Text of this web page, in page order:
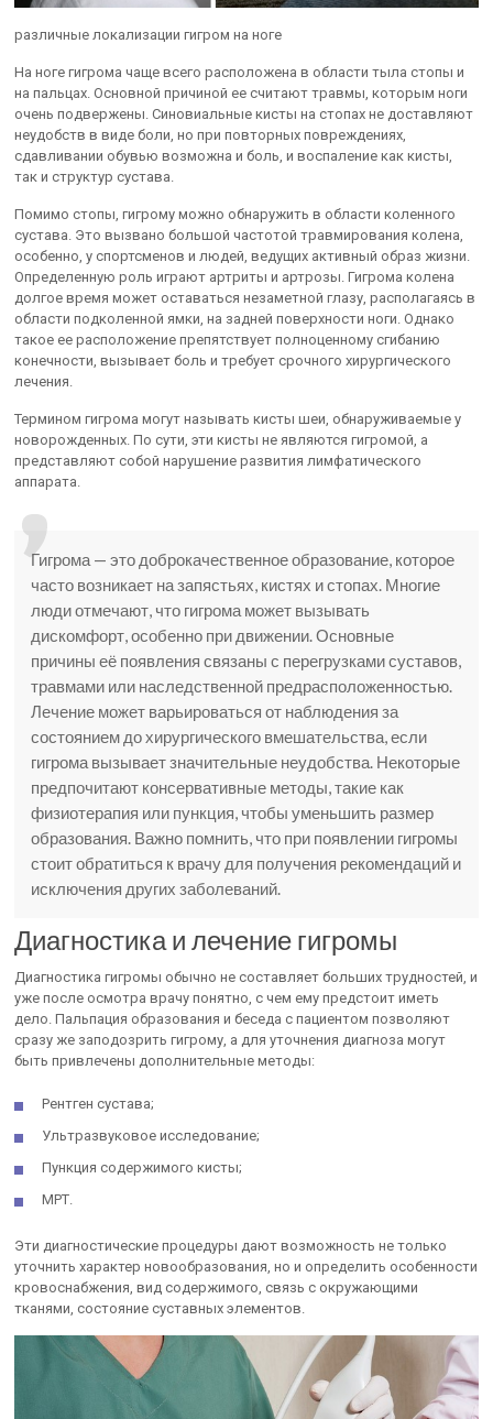
различные локализации гигром на ноге
На ноге гигрома чаще всего расположена в области тыла стопы и
на пальцах. Основной причиной ее считают травмы, которым ноги
очень подвержены. Синовиальные кисты на стопах не доставляют
неудобств в виде боли, но при повторных повреждениях,
сдавливании обувью возможна и боль, и воспаление как кисты,
так и структур сустава.
Помимо стопы, гигрому можно обнаружить в области коленного
сустава. Это вызвано большой частотой травмирования колена,
особенно, у спортсменов и людей, ведущих активный образ жизни.
Определенную роль играют артриты и артрозы. Гигрома колена
долгое время может оставаться незаметной глазу, располагаясь в
области подколенной ямки, на задней поверхности ноги. Однако
такое ее расположение препятствует полноценному сгибанию
конечности, вызывает боль и требует срочного хирургического
лечения.
Термином гигрома могут называть кисты шеи, обнаруживаемые у
новорожденных. По сути, эти кисты не являются гигромой, а
представляют собой нарушение развития лимфатического
аппарата.
Гигрома — это доброкачественное образование, которое
часто возникает на запястьях, кистях и стопах. Многие
люди отмечают, что гигрома может вызывать
дискомфорт, особенно при движении. Основные
причины её появления связаны с перегрузками суставов,
травмами или наследственной предрасположенностью.
Лечение может варьироваться от наблюдения за
состоянием до хирургического вмешательства, если
гигрома вызывает значительные неудобства. Некоторые
предпочитают консервативные методы, такие как
физиотерапия или пункция, чтобы уменьшить размер
образования. Важно помнить, что при появлении гигромы
стоит обратиться к врачу для получения рекомендаций и
исключения других заболеваний.
Диагностика и лечение гигромы
Диагностика гигромы обычно не составляет больших трудностей, и
уже после осмотра врачу понятно, с чем ему предстоит иметь
дело. Пальпация образования и беседа с пациентом позволяют
сразу же заподозрить гигрому, а для уточнения диагноза могут
быть привлечены дополнительные методы:
Рентген сустава;
Ультразвуковое исследование;
Пункция содержимого кисты;
МРТ.
Эти диагностические процедуры дают возможность не только
уточнить характер новообразования, но и определить особенности
кровоснабжения, вид содержимого, связь с окружающими
тканями, состояние суставных элементов.